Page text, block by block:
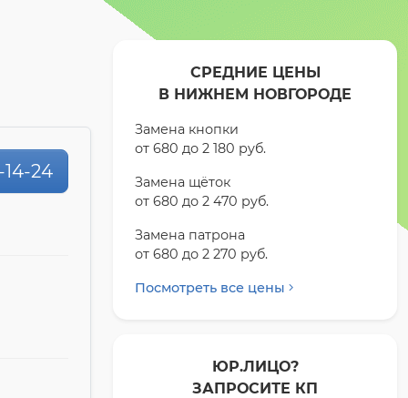
14-24
СРЕДНИЕ ЦЕНЫ
В НИЖНЕМ НОВГОРОДЕ
Замена кнопки
от 680 до 2 180 pyб.
Замена щёток
от 680 до 2 470 pyб.
Замена патрона
от 680 до 2 270 pyб.
Посмотреть все цены
ЮР.ЛИЦО?
ЗАПРОСИТЕ КП